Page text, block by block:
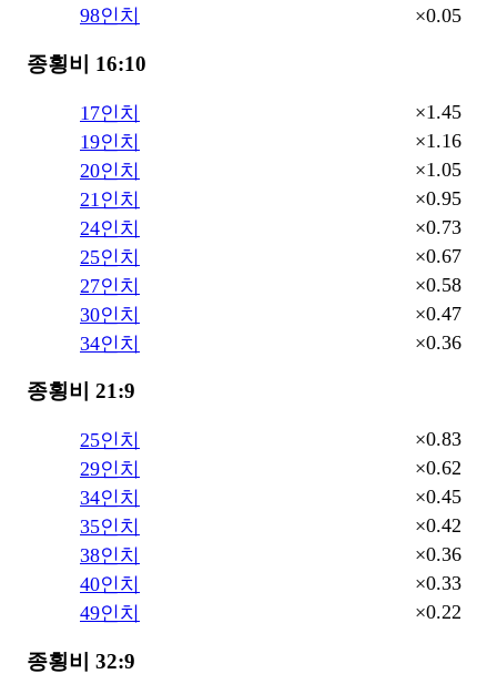
98인치
×0.05
종횡비 16:10
17인치
×1.45
19인치
×1.16
20인치
×1.05
21인치
×0.95
24인치
×0.73
25인치
×0.67
27인치
×0.58
30인치
×0.47
34인치
×0.36
종횡비 21:9
25인치
×0.83
29인치
×0.62
34인치
×0.45
35인치
×0.42
38인치
×0.36
40인치
×0.33
49인치
×0.22
종횡비 32:9